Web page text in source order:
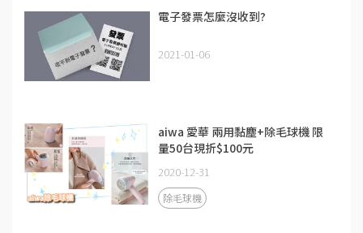
電子發票怎麼沒收到?
2021-01-06
aiwa 愛華 兩用黏塵+除毛球機 限
量50台現折$100元
2020-12-31
除毛球機